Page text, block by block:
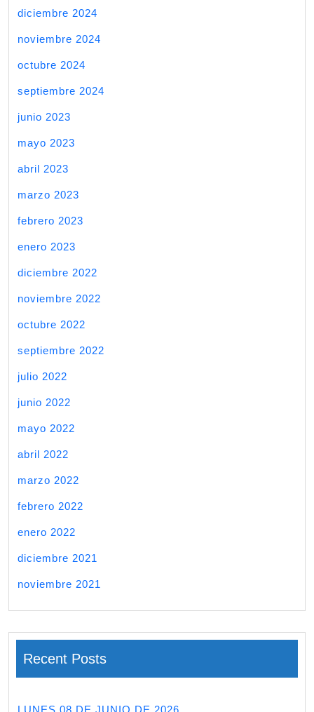
diciembre 2024
noviembre 2024
octubre 2024
septiembre 2024
junio 2023
mayo 2023
abril 2023
marzo 2023
febrero 2023
enero 2023
diciembre 2022
noviembre 2022
octubre 2022
septiembre 2022
julio 2022
junio 2022
mayo 2022
abril 2022
marzo 2022
febrero 2022
enero 2022
diciembre 2021
noviembre 2021
Recent Posts
LUNES 08 DE JUNIO DE 2026